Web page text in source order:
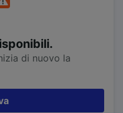
di nuovo la